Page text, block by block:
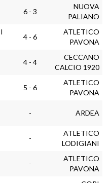
6 - 3
NUOVA
PALIANO
4 - 6
ATLETICO
PAVONA
4 - 4
CECCANO
CALCIO 1920
5 - 6
ATLETICO
PAVONA
- ARDEA
-
ATLETICO
LODIGIANI
-
ATLETICO
PAVONA